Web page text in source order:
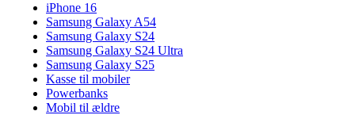
iPhone 16
Samsung Galaxy A54
Samsung Galaxy S24
Samsung Galaxy S24 Ultra
Samsung Galaxy S25
Kasse til mobiler
Powerbanks
Mobil til ældre